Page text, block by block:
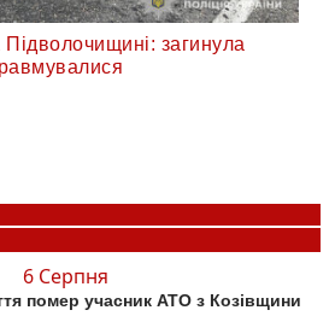
загинула
6 Серпня
помер учасник АТО з Козівщини